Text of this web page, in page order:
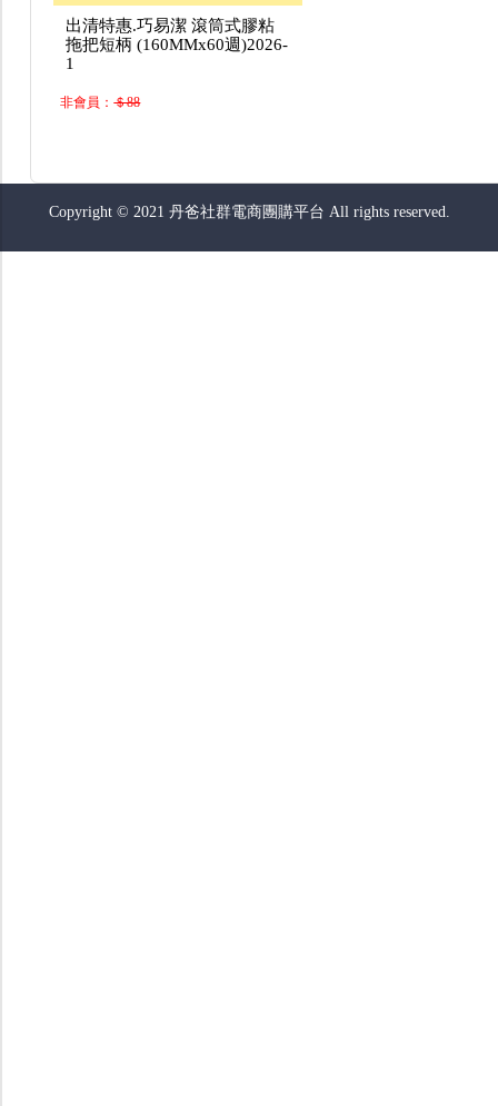
出清特惠.巧易潔 滾筒式膠粘
拖把短柄 (160MMx60週)2026-
1
非會員：＄88
Copyright © 2021 丹爸社群電商團購平台 All rights reserved.